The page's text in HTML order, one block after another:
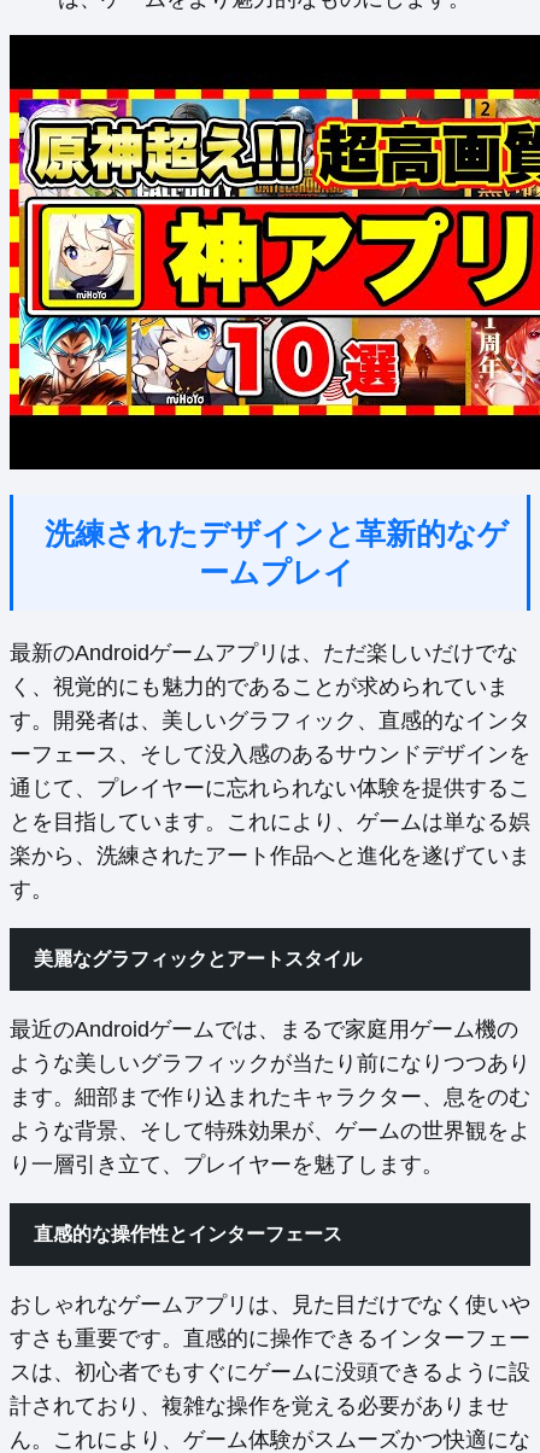
洗練されたデザインと革新的なゲ
ームプレイ
最新のAndroidゲームアプリは、ただ楽しいだけでな
く、視覚的にも魅力的であることが求められていま
す。開発者は、美しいグラフィック、直感的なインタ
ーフェース、そして没入感のあるサウンドデザインを
通じて、プレイヤーに忘れられない体験を提供するこ
とを目指しています。これにより、ゲームは単なる娯
楽から、洗練されたアート作品へと進化を遂げていま
す。
美麗なグラフィックとアートスタイル
最近のAndroidゲームでは、まるで家庭用ゲーム機の
ような美しいグラフィックが当たり前になりつつあり
ます。細部まで作り込まれたキャラクター、息をのむ
ような背景、そして特殊効果が、ゲームの世界観をよ
り一層引き立て、プレイヤーを魅了します。
直感的な操作性とインターフェース
おしゃれなゲームアプリは、見た目だけでなく使いや
すさも重要です。直感的に操作できるインターフェー
スは、初心者でもすぐにゲームに没頭できるように設
計されており、複雑な操作を覚える必要がありませ
ん。これにより、ゲーム体験がスムーズかつ快適にな